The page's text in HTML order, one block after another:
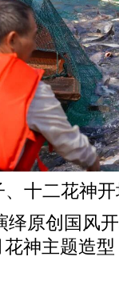
、十二花神
绎原创国风
神主题造